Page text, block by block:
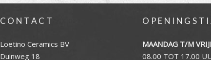
CONTACT
Loetino Ceramics BV
Duinweg 18
MAANDAG T/M
08.00 TOT 17.00